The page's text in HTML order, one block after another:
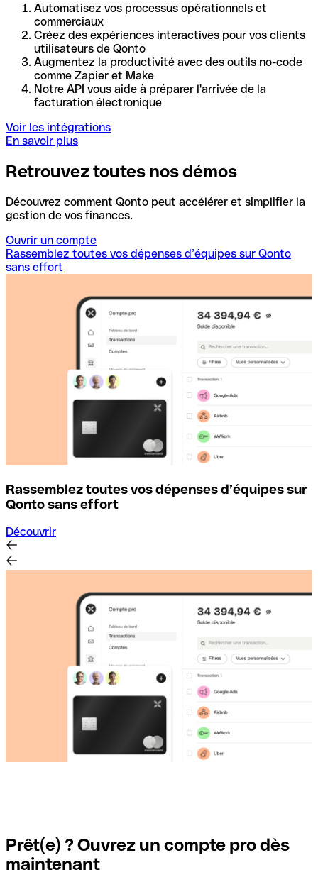
Automatisez vos processus opérationnels et
commerciaux
Créez des expériences interactives pour vos clients
utilisateurs de Qonto
Augmentez la productivité avec des outils no-code
comme Zapier et Make
Notre API vous aide à préparer l'arrivée de la
facturation électronique
Voir les intégrations
En savoir plus
Retrouvez toutes nos démos
Découvrez comment Qonto peut accélérer et simplifier la
gestion de vos finances.
Ouvrir un compte
Rassemblez toutes vos dépenses d’équipes sur Qonto
sans effort
Rassemblez toutes vos dépenses d’équipes sur
Qonto sans effort
Découvrir
Prêt(e) ? Ouvrez un compte pro dès
maintenant